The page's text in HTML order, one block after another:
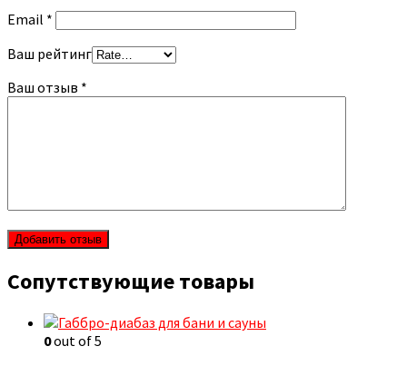
Email *
Ваш рейтинг
Ваш отзыв *
Сопутствующие товары
0out of 5